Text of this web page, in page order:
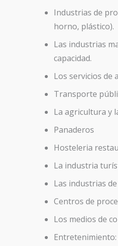
Industrias de
horno, plástico).
Las industrias
capacidad.
Los servicios de
Transporte
La agricultura y
Panaderos
Hosteleria
La industria
Las industrias
Centros de
Los medios de